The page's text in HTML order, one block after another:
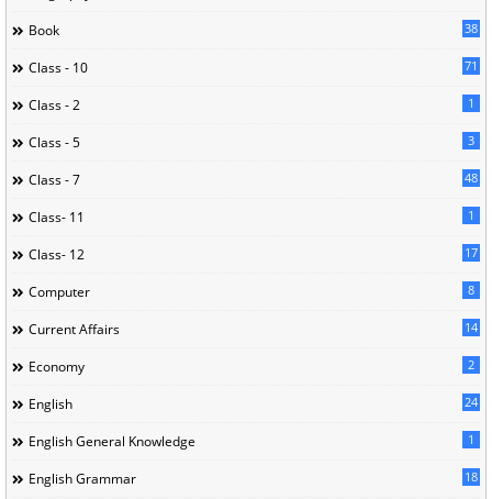
Book 38
Class - 10 71
Class - 2 1
Class - 5 3
Class - 7 48
Class- 11 1
Class- 12 17
Computer 8
Current Affairs 14
Economy 2
English 24
English General Knowledge 1
English Grammar 18